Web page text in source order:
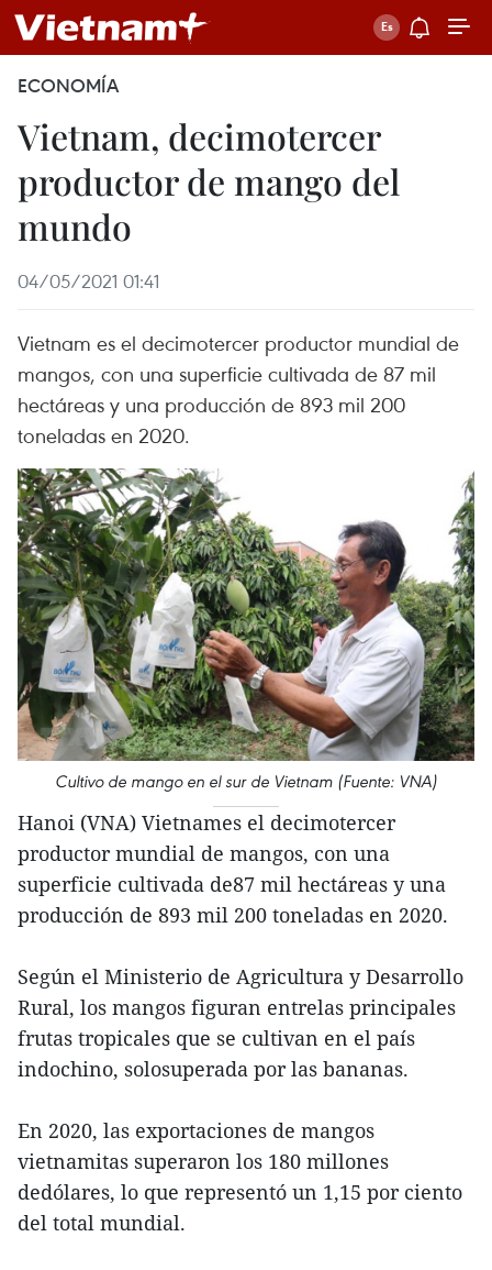
ECONOMÍA
Vietnam, decimotercer
productor de mango del
mundo
04/05/2021 01:41
Vietnam es el decimotercer productor mundial de
mangos, con una superficie cultivada de 87 mil
hectáreas y una producción de 893 mil 200
toneladas en 2020.
Cultivo de mango en el sur de Vietnam (Fuente: VNA)
Hanoi (VNA) Vietnames el decimotercer
productor mundial de mangos, con una
superficie cultivada de87 mil hectáreas y una
producción de 893 mil 200 toneladas en 2020.
Según el Ministerio de Agricultura y Desarrollo
Rural, los mangos figuran entrelas principales
frutas tropicales que se cultivan en el país
indochino, solosuperada por las bananas.
En 2020, las exportaciones de mangos
vietnamitas superaron los 180 millones
dedólares, lo que representó un 1,15 por ciento
del total mundial.